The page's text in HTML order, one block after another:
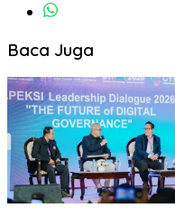
Baca Juga